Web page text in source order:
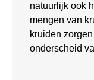
natuurlijk ook
mengen van
kruiden
onderscheid